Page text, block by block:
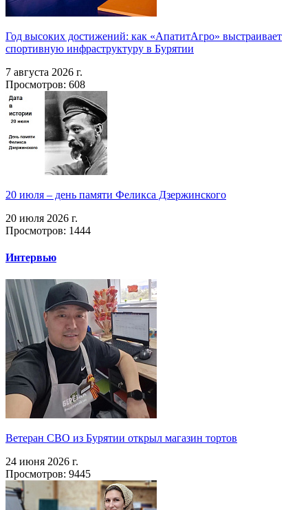
Год высоких достижений: как «АпатитАгро» выстраивает
спортивную инфраструктуру в Бурятии
7 августа 2026 г.
Просмотров: 608
20 июля – день памяти Феликса Дзержинского
20 июля 2026 г.
Просмотров: 1444
Интервью
Ветеран СВО из Бурятии открыл магазин тортов
24 июня 2026 г.
Просмотров: 9445